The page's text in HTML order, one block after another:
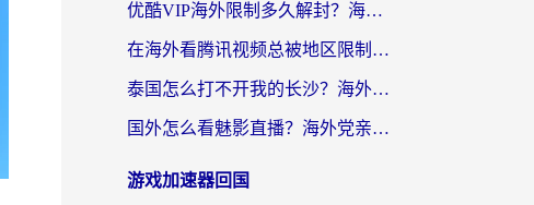
优酷VIP海外限制多久解封？海外党必看的跨区难题一站式解决指南
在海外看腾讯视频总被地区限制？选对回国加速器，还能解决泰国政务网和蜻蜓FM卡顿问题
泰国怎么打不开我的长沙？海外党追剧看片的破局指南
国外怎么看魅影直播？海外党亲测有效的回国加速指南（附听歌、看央视VIP技巧）
游戏加速器回国